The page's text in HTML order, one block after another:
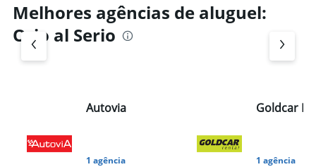
Melhores agências de aluguel:
Orio al Serio
Autovia
1 agência
Goldcar
1 agência